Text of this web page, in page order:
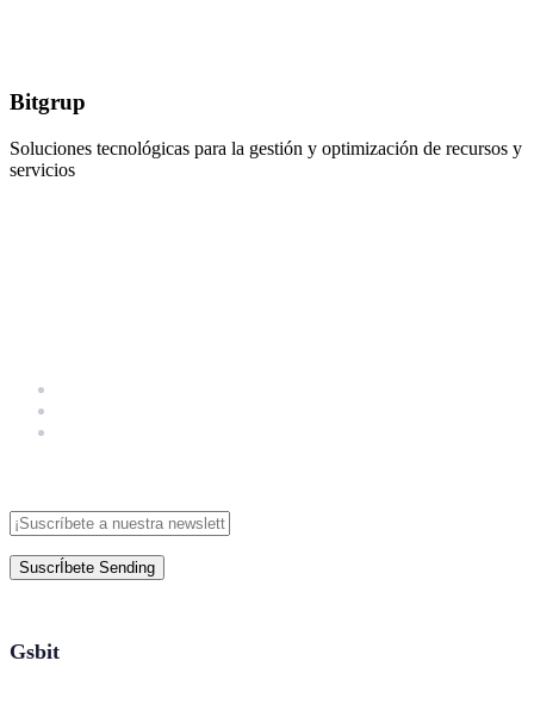
Bitgrup
Soluciones tecnológicas para la gestión y optimización de recursos y
servicios
SuscrÍbete Sending
Gsbit